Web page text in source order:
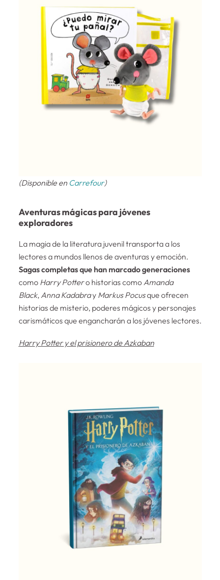
(Disponible en Carrefour)
Aventuras mágicas para jóvenes
exploradores
La magia de la literatura juvenil transporta a los
lectores a mundos llenos de aventuras y emoción.
Sagas completas que han marcado generaciones
como Harry Pottero historias como Amanda
Black, Anna Kadabray Markus Pocusque ofrecen
historias de misterio, poderes mágicos y personajes
carismáticos que engancharán a los jóvenes lectores.
Harry Potter y el prisionero de Azkaban